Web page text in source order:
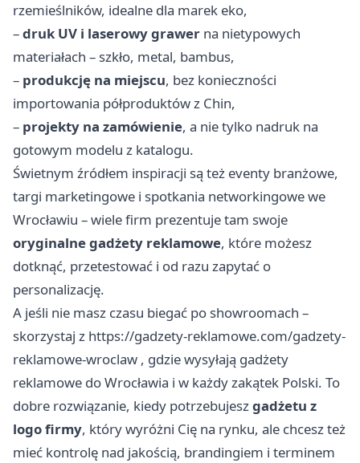
rzemieślników, idealne dla marek eko,
–druk UV i laserowy grawer na nietypowych
materiałach – szkło, metal, bambus,
– produkcję na miejscu, bez konieczności
importowania półproduktów z Chin,
– projekty na zamówienie, a nie tylko nadruk na
gotowym modelu z katalogu.
Świetnym źródłem inspiracji są też eventy branżowe,
targi marketingowe i spotkania networkingowe we
Wrocławiu – wiele firm prezentuje tam swoje
oryginalne gadżety reklamowe, które możesz
dotknąć, przetestować i od razu zapytać o
personalizację.
A jeśli nie masz czasu biegać po showroomach –
skorzystaj z https://gadzety-reklamowe.com/gadzety-
reklamowe-wroclaw , gdzie wysyłają gadżety
reklamowe do Wrocławia i w każdy zakątek Polski. To
dobre rozwiązanie, kiedy potrzebujeszgadżetu z
logo firmy, który wyróżni Cię na rynku, ale chcesz też
mieć kontrolę nad jakością, brandingiem i terminem